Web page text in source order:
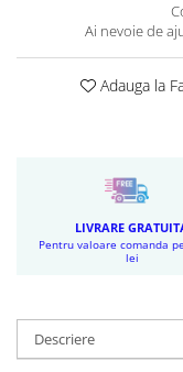
Ai nevoie de
Adauga la
LIVRARE
Pentru valoare comanda
lei
Descriere